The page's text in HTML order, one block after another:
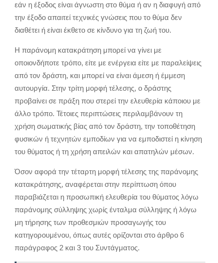
εάν η έξοδος είναι άγνωστη στο θύμα ή αν η διαφυγή από
την έξοδο απαιτεί τεχνικές γνώσεις που το θύμα δεν
διαθέτει ή είναι έκθετο σε κίνδυνο για τη ζωή του.
Η παράνομη κατακράτηση μπορεί να γίνει με
οποιονδήποτε τρόπο, είτε με ενέργεια είτε με παραλείψεις
από τον δράστη, και μπορεί να είναι άμεση ή έμμεση
αυτουργία. Στην τρίτη μορφή τέλεσης, ο δράστης
προβαίνει σε πράξη που στερεί την ελευθερία κάποιου με
άλλο τρόπο. Τέτοιες περιπτώσεις περιλαμβάνουν τη
χρήση σωματικής βίας από τον δράστη, την τοποθέτηση
φυσικών ή τεχνητών εμποδίων για να εμποδιστεί η κίνηση
του θύματος ή τη χρήση απειλών και απατηλών μέσων.
Όσον αφορά την τέταρτη μορφή τέλεσης της παράνομης
κατακράτησης, αναφέρεται στην περίπτωση όπου
παραβιάζεται η προσωπική ελευθερία του θύματος λόγω
παράνομης σύλληψης χωρίς ένταλμα σύλληψης ή λόγω
μη τήρησης των προθεσμιών προσαγωγής του
κατηγορουμένου, όπως αυτές ορίζονται στο άρθρο 6
παράγραφος 2 και 3 του Συντάγματος.